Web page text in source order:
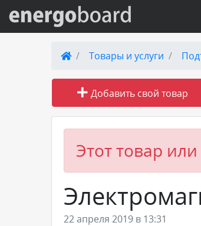
Вход на сайт
Поиск по сайту
Публикации
Товары и услуги
Добавить свой товар
Этот товар
22 апреля 2019 в 13:31